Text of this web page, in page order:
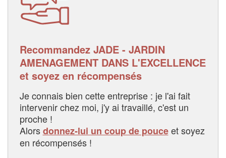
Recommandez JADE - JARDIN
AMENAGEMENT DANS L'EXCELLENCE
et soyez en récompensés
Je connais bien cette entreprise : je l'ai fait
intervenir chez moi, j'y ai travaillé, c'est un
proche !
Alorsdonnez-lui un coup de pouceet soyez
en récompensés !